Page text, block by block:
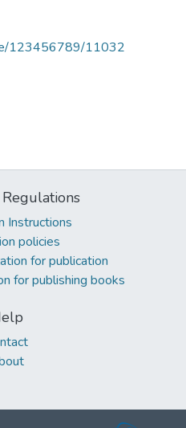
123456789/11032
Instructions
policies
for publication
for publishing books